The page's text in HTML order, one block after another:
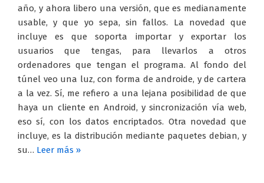
año, y ahora libero una versión, que es medianamente
usable, y que yo sepa, sin fallos. La novedad que
incluye es que soporta importar y exportar los
usuarios que tengas, para llevarlos a otros
ordenadores que tengan el programa. Al fondo del
túnel veo una luz, con forma de androide, y de cartera
a la vez. Sí, me refiero a una lejana posibilidad de que
haya un cliente en Android, y sincronización vía web,
eso sí, con los datos encriptados. Otra novedad que
incluye, es la distribución mediante paquetes debian, y
su… Leer más »